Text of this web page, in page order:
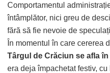
Comportamentul
întâmplător, nici greu de
fără să fie nevoie de
În momentul în care cererea
Târgul de Crăciun se afla
era deja împachetat festiv,